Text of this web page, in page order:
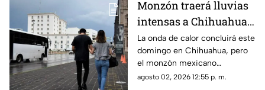
Monzón traerá lluvias
intensas a Chihuahua;
esta fecha termina la
onda de calor
La onda de calor concluirá este
domingo en Chihuahua, pero
el monzón mexicano
mantendrá lluvias fuertes,
agosto 02, 2026 12:55 p. m.